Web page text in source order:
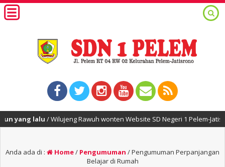
lalu/ Wilujeng Rawuh wonten Website SD Negeri 1 Pelem-
Anda ada di : Home/ Pengumuman /Pengumuman Perpanjangan
Belajar di Rumah